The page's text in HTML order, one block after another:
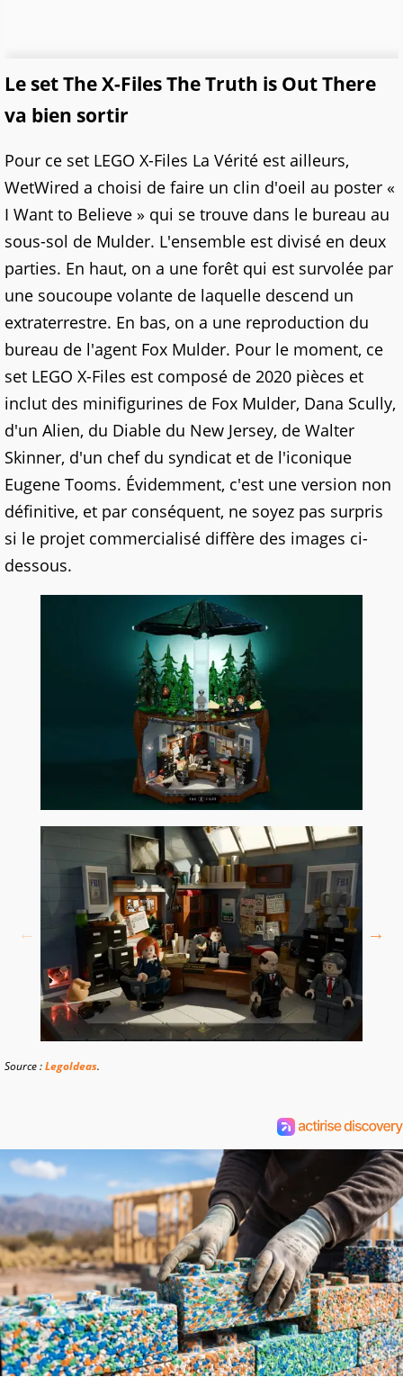
Le set The X-Files The Truth is Out There
va bien sortir
Pour ce set LEGO X-Files La Vérité est ailleurs,
WetWired a choisi de faire un clin d'oeil au poster «
I Want to Believe » qui se trouve dans le bureau au
sous-sol de Mulder. L'ensemble est divisé en deux
parties. En haut, on a une forêt qui est survolée par
une soucoupe volante de laquelle descend un
extraterrestre. En bas, on a une reproduction du
bureau de l'agent Fox Mulder. Pour le moment, ce
set LEGO X-Files est composé de 2020 pièces et
inclut des minifigurines de Fox Mulder, Dana Scully,
d'un Alien, du Diable du New Jersey, de Walter
Skinner, d'un chef du syndicat et de l'iconique
Eugene Tooms. Évidemment, c'est une version non
définitive, et par conséquent, ne soyez pas surpris
si le projet commercialisé diffère des images ci-
dessous.
Source :LegoIdeas.